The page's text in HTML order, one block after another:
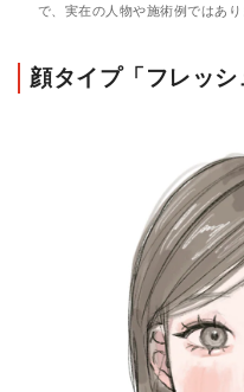
で、実在の人物や施術例ではあり
顔タイプ「フレッシ